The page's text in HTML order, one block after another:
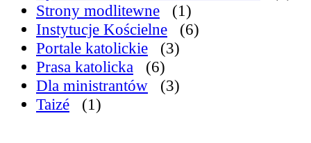
Strony modlitewne
(1)
Instytucje Kościelne
(6)
Portale katolickie
(3)
Prasa katolicka
(6)
Dla ministrantów
(3)
Taizé
(1)